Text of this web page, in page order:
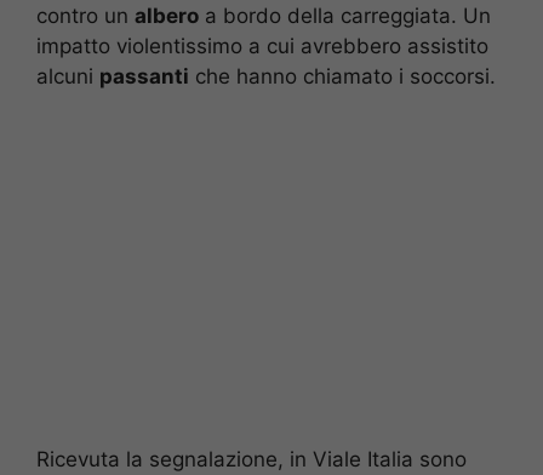
contro un albero a bordo della carreggiata. Un
impatto violentissimo a cui avrebbero assistito
alcuni passanti che hanno chiamato i soccorsi.
Ricevuta la segnalazione, in Viale Italia sono